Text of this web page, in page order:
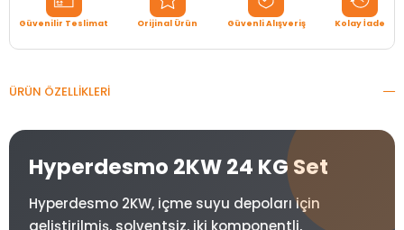
Güvenilir Teslimat Orijinal Ürün Güvenli Alışveriş Kolay İade
ÜRÜN ÖZELLIKLERI
Hyperdesmo 2KW 24 KG Set
Hyperdesmo 2KW, içme suyu depoları için
geliştirilmiş, solventsiz, iki komponentli,